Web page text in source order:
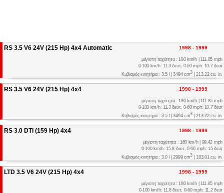
RS 3.5 V6 24V (215 Hp) 4x4 Automatic 1998 - 1999
μέγιστη ταχύτητα : 180 km/h | 111.85 mph
0-100 km/h: 11.3 δευτ, 0-60 mph: 10.7 δευτ
Κυβισμός κινητήρα : 3.5 l | 3494 cm3 | 213.22 cu. in.
RS 3.5 V6 24V (215 Hp) 4x4 1998 - 1999
μέγιστη ταχύτητα : 180 km/h | 111.85 mph
0-100 km/h: 11.3 δευτ, 0-60 mph: 10.7 δευτ
Κυβισμός κινητήρα : 3.5 l | 3494 cm3 | 213.22 cu. in.
RS 3.0 DTI (159 Hp) 4x4 1998 - 1999
μέγιστη ταχύτητα : 160 km/h | 99.42 mph
0-100 km/h: 15.8 δευτ, 0-60 mph: 15 δευτ
Κυβισμός κινητήρα : 3.0 l | 2999 cm3 | 183.01 cu. in.
LTD 3.5 V6 24V (215 Hp) 4x4 1998 - 1999
μέγιστη ταχύτητα : 180 km/h | 111.85 mph
0-100 km/h: 11.8 δευτ, 0-60 mph: 11.2 δευτ